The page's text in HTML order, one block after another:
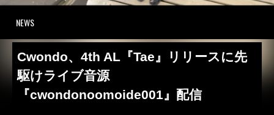
NEWS
Cwondo、4th AL『Tae』リリースに先
駆けライブ音源
『cwondonoomoide001』配信